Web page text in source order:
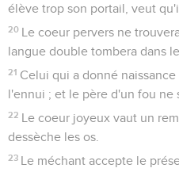
élève trop son portail, veut
20 Le coeur pervers ne
langue double tombera dans
21 Celui qui a donné
l'ennui ; et le père d'un fou ne
22 Le coeur joyeux vaut un
dessèche les os.
23 Le méchant accepte le